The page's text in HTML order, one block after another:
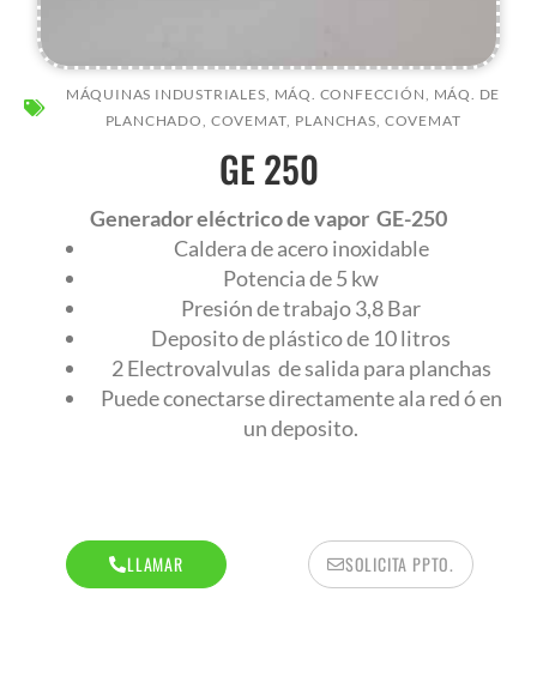
MÁQUINAS INDUSTRIALES MÁQ. CONFECCIÓN
MÁQ. DE
PLANCHADO COVEMAT PLANCHAS COVEMAT
GE 250
Generador eléctrico de vapor GE-250
Caldera de acero inoxidable
Potencia de 5 kw
Presión de trabajo 3,8 Bar
Deposito de plástico de 10 litros
2 Electrovalvulas de salida para planchas
Puede conectarse directamente ala red ó en
un deposito.
LLAMAR SOLICITA PPTO.